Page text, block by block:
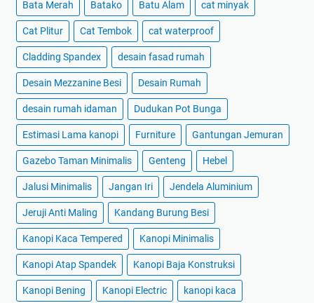
Bata Merah Batako Batu Alam cat minyak
Cat Plitur Cat Tembok cat waterproof
Cladding Spandex desain fasad rumah
Desain Mezzanine Besi Desain Rumah
desain rumah idaman Dudukan Pot Bunga
Estimasi Lama kanopi Furniture Gantungan Jemuran
Gazebo Taman Minimalis Genteng Hebel
Jalusi Minimalis Jangan Iri Jendela Aluminium
Jeruji Anti Maling Kandang Burung Besi
Kanopi Kaca Tempered Kanopi Minimalis
Kanopi Atap Spandek Kanopi Baja Konstruksi
Kanopi Bening Kanopi Electric kanopi kaca